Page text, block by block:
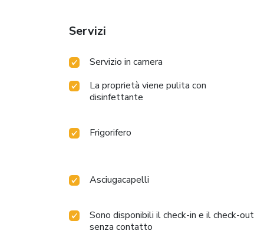
Servizi
Servizio in camera
La proprietà viene pulita con
disinfettante
Frigorifero
Asciugacapelli
Sono disponibili il check-in e il check-out
senza contatto